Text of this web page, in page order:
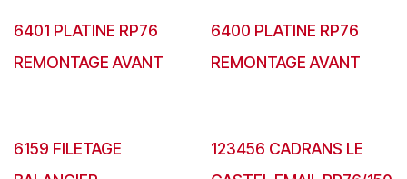
6401 PLATINE RP76
REMONTAGE AVANT
6400 PLATINE RP76
REMONTAGE AVANT
6159 FILETAGE
123456 CADRANS LE